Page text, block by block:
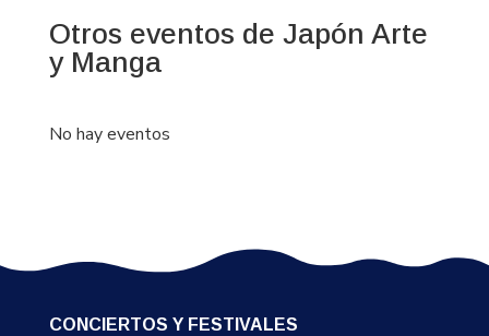
Otros eventos de Japón Arte
y Manga
No hay eventos
CONCIERTOS Y FESTIVALES